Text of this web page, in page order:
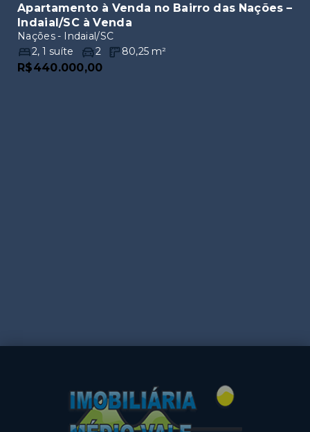
Apartamento à Venda no Bairro das Nações –
Indaial/SC à Venda
Nações - Indaial/SC
2,1 suíte 2 80,25 m²
R$440.000,00